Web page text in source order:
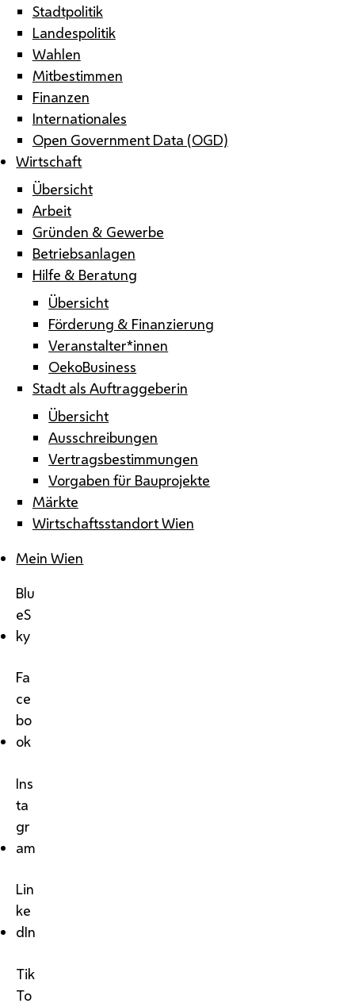
Stadtpolitik
Landespolitik
Wahlen
Mitbestimmen
Finanzen
Internationales
Open Government Data (OGD)
Wirtschaft
Übersicht
Arbeit
Gründen & Gewerbe
Betriebsanlagen
Hilfe & Beratung
Übersicht
Förderung & Finanzierung
Veranstalter*innen
OekoBusiness
Stadt als Auftraggeberin
Übersicht
Ausschreibungen
Vertragsbestimmungen
Vorgaben für Bauprojekte
Märkte
Wirtschaftsstandort Wien
Mein Wien
Blu
eS
ky
Fa
ce
bo
ok
Ins
ta
gr
am
Lin
ke
dIn
Tik
To